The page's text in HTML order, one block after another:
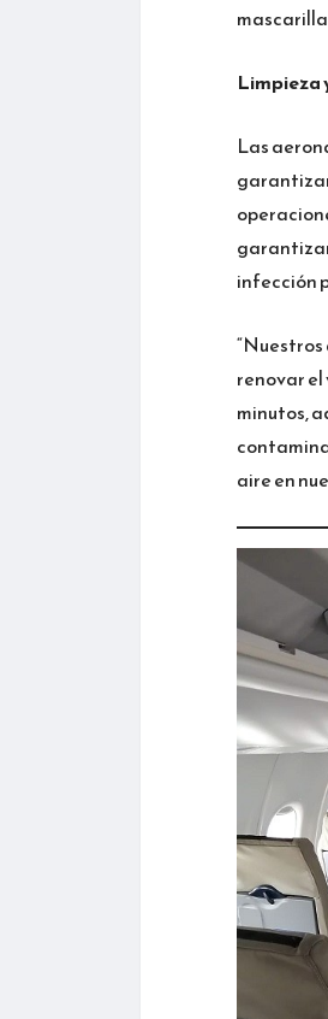
Limpieza
Las
infección
renovar el
minutos,
aire en